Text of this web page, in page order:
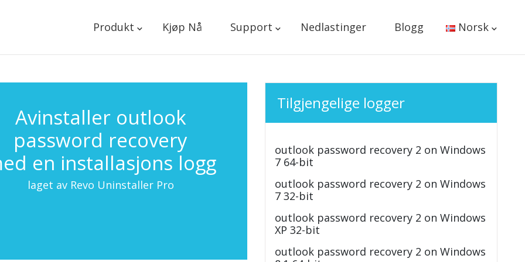
Produkt Kjøp Nå Support Nedlastinger Blogg Norsk
Avinstaller outlook
password recovery
en installasjons logg
laget av Revo Uninstaller Pro
Tilgjengelige logger
outlook password recovery 2 on Windows
7 64-bit
outlook password recovery 2 on Windows
7 32-bit
outlook password recovery 2 on Windows
XP 32-bit
outlook password recovery 2 on Windows